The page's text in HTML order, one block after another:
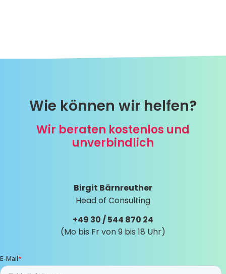
Wie können wir helfen?
Wir beraten kostenlos und
unverbindlich
Birgit Bärnreuther
Head of Consulting
+49 30 / 544 870 24
(Mo bis Fr von 9 bis 18 Uhr)